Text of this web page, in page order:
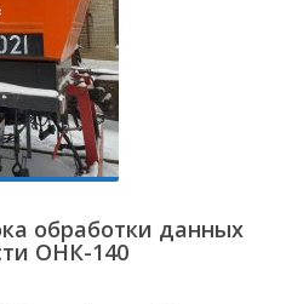
обработки данных
ОНК-140